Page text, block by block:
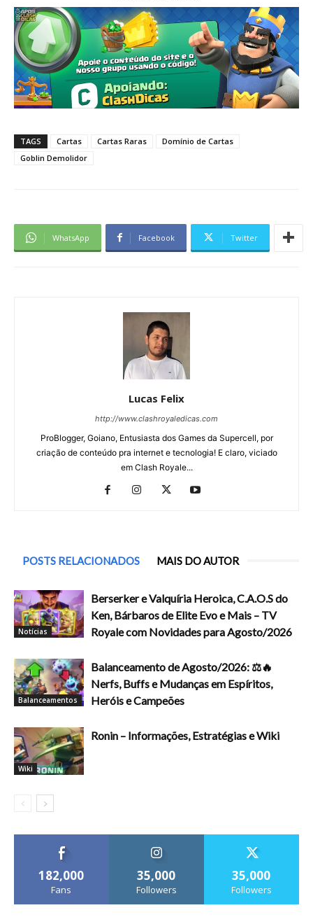
TAGS Cartas Cartas Raras
Domínio de Cartas
Goblin Demolidor
WhatsApp Facebook Twitter
Lucas Felix
http://www.clashroyaledicas.com
ProBlogger, Goiano, Entusiasta dos Games da Supercell, por
criação de conteúdo pra internet e tecnologia! E claro, viciado
em Clash Royale...
POSTS RELACIONADOS MAIS DO AUTOR
Notícias
Berserker e Valquíria Heroica, C.A.O.S do
Ken, Bárbaros de Elite Evo e Mais – TV
Royale com Novidades para Agosto/2026
Balanceamentos
Balanceamento de Agosto/2026: ⚖️🔥
Nerfs, Buffs e Mudanças em Espíritos,
Heróis e Campeões
Wiki
Ronin – Informações, Estratégias e Wiki
182,000
Fans
35,000
Followers
35,000
Followers